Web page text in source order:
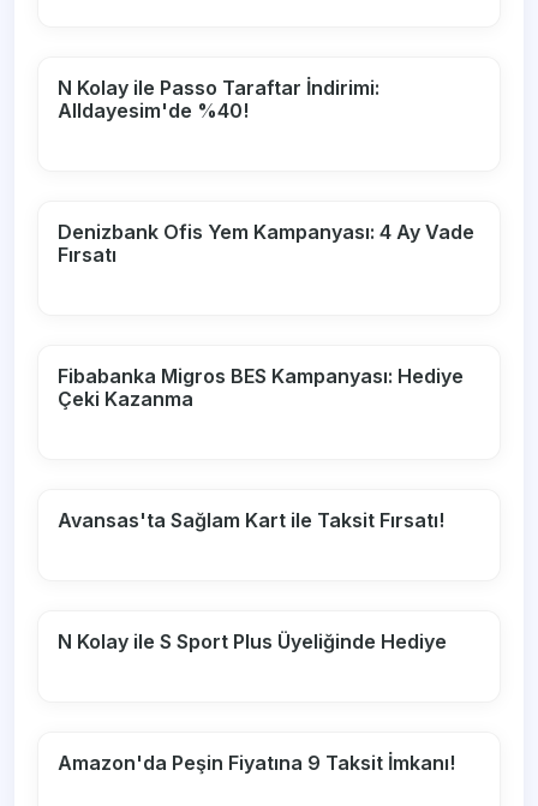
N Kolay ile Passo Taraftar İndirimi:
Alldayesim'de %40!
Denizbank Ofis Yem Kampanyası: 4 Ay Vade
Fırsatı
Fibabanka Migros BES Kampanyası: Hediye
Çeki Kazanma
Avansas'ta Sağlam Kart ile Taksit Fırsatı!
N Kolay ile S Sport Plus Üyeliğinde Hediye
Amazon'da Peşin Fiyatına 9 Taksit İmkanı!